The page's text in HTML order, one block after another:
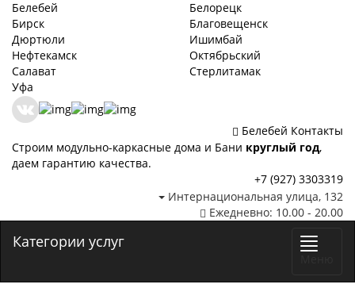
Белебей
Белорецк
Бирск
Благовещенск
Дюртюли
Ишимбай
Нефтекамск
Октябрьский
Салават
Стерлитамак
Уфа
Белебей Контакты
Строим модульно-каркасные дома и Бани круглый год,
даем гарантию качества.
+7 (927) 3303319
Интернациональная улица, 132
Ежедневно: 10.00 - 20.00
Категории услуг